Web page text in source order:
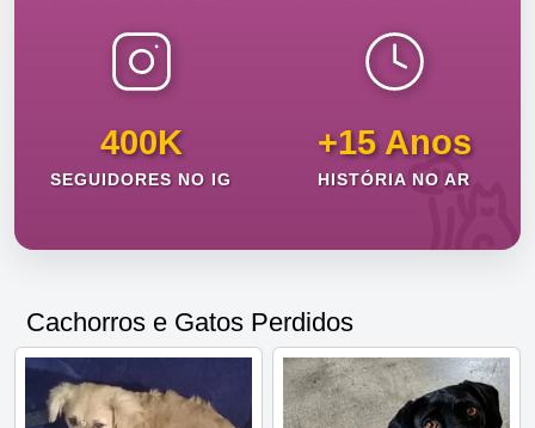
400K
SEGUIDORES NO IG
+15 Anos
HISTÓRIA NO AR
Cachorros e Gatos Perdidos